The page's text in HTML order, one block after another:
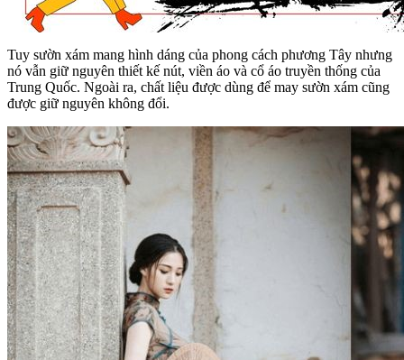
Tuy sườn xám mang hình dáng của phong cách phương Tây nhưng
nó vẫn giữ nguyên thiết kế nút, viền áo và cổ áo truyền thống của
Trung Quốc. Ngoài ra, chất liệu được dùng để may sườn xám cũng
được giữ nguyên không đổi.